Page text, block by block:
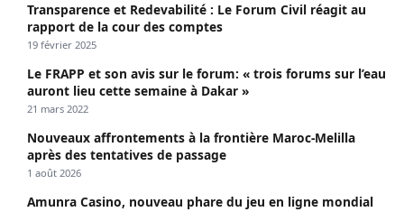
Transparence et Redevabilité : Le Forum Civil réagit au
rapport de la cour des comptes
19 février 2025
Le FRAPP et son avis sur le forum: « trois forums sur l’eau
auront lieu cette semaine à Dakar »
21 mars 2022
Nouveaux affrontements à la frontière Maroc-Melilla
après des tentatives de passage
1 août 2026
Amunra Casino, nouveau phare du jeu en ligne mondial